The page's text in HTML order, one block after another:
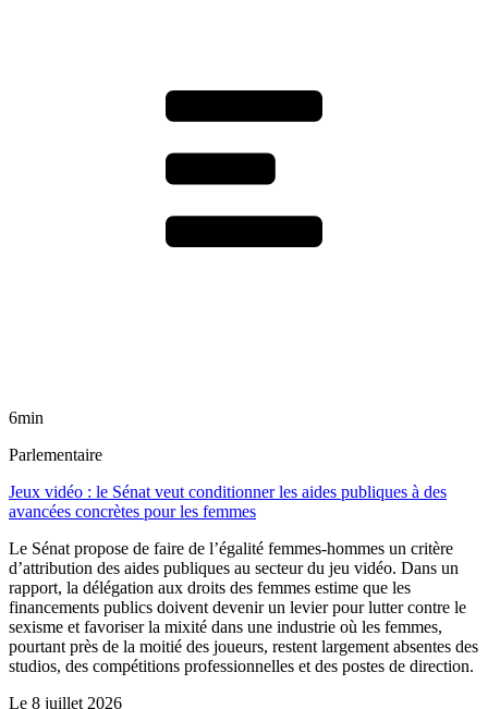
6min
Parlementaire
Jeux vidéo : le Sénat veut conditionner les aides publiques à des
avancées concrètes pour les femmes
Le Sénat propose de faire de l’égalité femmes-hommes un critère
d’attribution des aides publiques au secteur du jeu vidéo. Dans un
rapport, la délégation aux droits des femmes estime que les
financements publics doivent devenir un levier pour lutter contre le
sexisme et favoriser la mixité dans une industrie où les femmes,
pourtant près de la moitié des joueurs, restent largement absentes des
studios, des compétitions professionnelles et des postes de direction.
Le 8 juillet 2026